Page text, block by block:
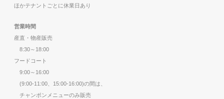
ほかテナントごとに休業日あり
営業時間
産直・物産販売
8:30～18:00
フードコート
9:00～16:00
(9:00-11:00、15:00-16:00)の間は、
チャンポンメニューのみ販売